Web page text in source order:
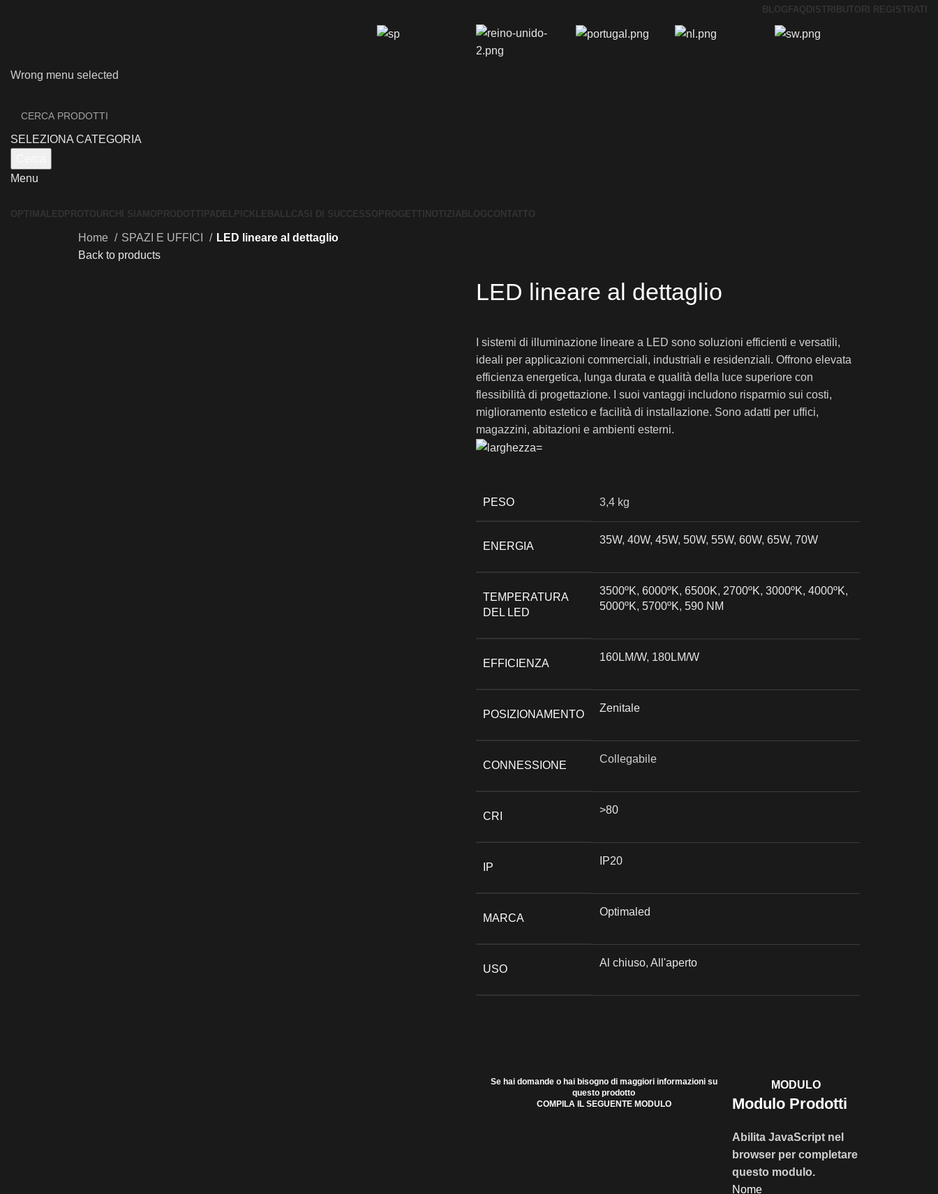
BLOG FAQ DISTRIBUTORI REGISTRATI
Wrong menu selected
SELEZIONA CATEGORIA
Menu
OPTIMALED PROTOUR CHI SIAMO PRODOTTI PADEL PICKLEBALLCASI DI SUCCESSO PROGETTI NOTIZIA BLOGCONTATTO
Home SPAZI E UFFICI
LED lineare al dettaglio
Back to products
LED lineare al dettaglio
I sistemi di illuminazione lineare a LED sono soluzioni efficienti e versatili,
ideali per applicazioni commerciali, industriali e residenziali. Offrono elevata
efficienza energetica, lunga durata e qualità della luce superiore con
flessibilità di progettazione. I suoi vantaggi includono risparmio sui costi,
miglioramento estetico e facilità di installazione. Sono adatti per uffici,
magazzini, abitazioni e ambienti esterni.
PESO 3,4 kg
ENERGIA
35W, 40W, 45W, 50W, 55W, 60W, 65W, 70W
TEMPERATURA
DEL LED
3500ºK, 6000ºK, 6500K, 2700ºK, 3000ºK, 4000ºK,
5000ºK, 5700ºK, 590 NM
EFFICIENZA
160LM/W, 180LM/W
POSIZIONAMENTO
Zenitale
CONNESSIONE
Collegabile
CRI
>80
IP
IP20
MARCA
Optimaled
USO
Al chiuso, All'aperto
Se hai domande o hai bisogno di maggiori informazioni su
questo prodotto
COMPILA IL SEGUENTE MODULO
MODULO
Modulo Prodotti
Abilita JavaScript nel
browser per completare
questo modulo.
Nome